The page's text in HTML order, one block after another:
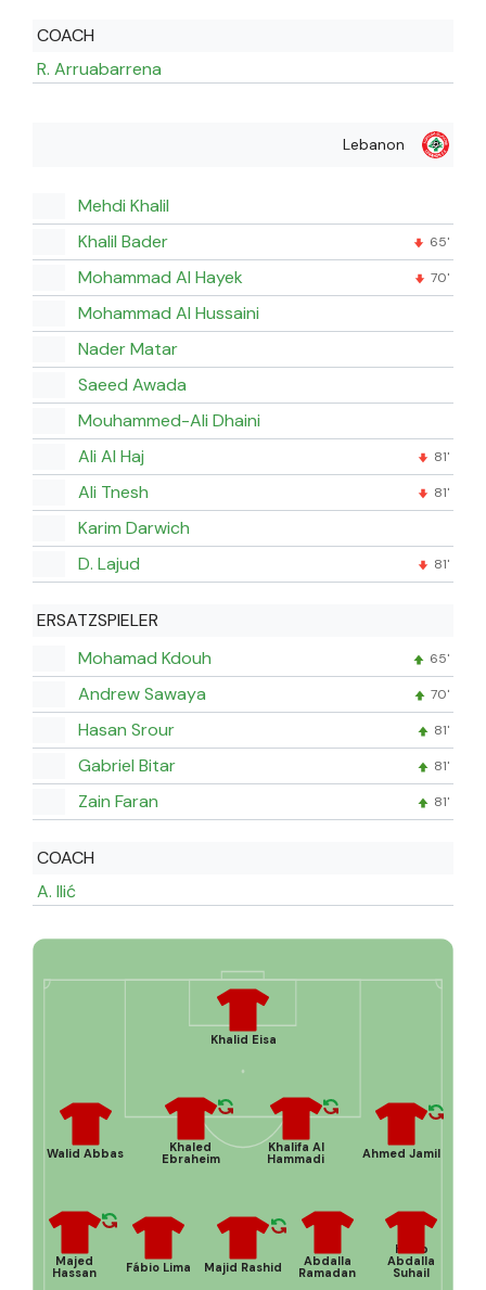
COACH
R. Arruabarrena
Lebanon
Mehdi Khalil
Khalil Bader
65'
Mohammad Al Hayek 70'
Mohammad Al Hussaini
Nader Matar
Saeed Awada
Mouhammed-Ali Dhaini
Ali Al Haj
81'
Ali Tnesh 81'
Karim Darwich
D. Lajud
81'
ERSATZSPIELER
Mohamad Kdouh
65'
Andrew Sawaya 70'
Hasan Srour 81'
Gabriel Bitar 81'
Zain Faran 81'
COACH
A. Ilić
Khalid Eisa
Ahmed Jamil
Khalifa Al
Hammadi
Khaled
Ebraheim
Walid Abbas
Harib
Abdalla
Suhail
Abdalla
Ramadan
Majid Rashid
Fábio Lima
Majed
Hassan